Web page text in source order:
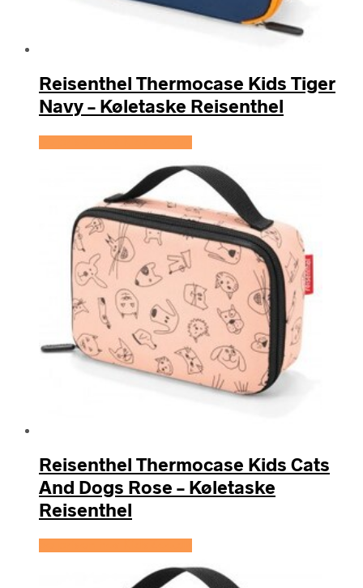
Reisenthel Thermocase Kids Tiger
Navy – Køletaske Reisenthel
Reisenthel Thermocase Kids Cats
And Dogs Rose – Køletaske
Reisenthel